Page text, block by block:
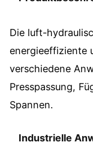
Die luft-
energieeffiziente
verschiedene
Presspassung,
Spannen.
Industrielle